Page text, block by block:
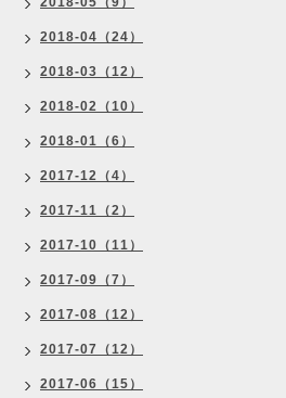
2018-04（24）
2018-03（12）
2018-02（10）
2018-01（6）
2017-12（4）
2017-11（2）
2017-10（11）
2017-09（7）
2017-08（12）
2017-07（12）
2017-06（15）